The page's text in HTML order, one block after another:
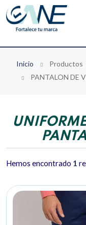
Inicio Productos
PANTALON DE
Hemos encontrado 1